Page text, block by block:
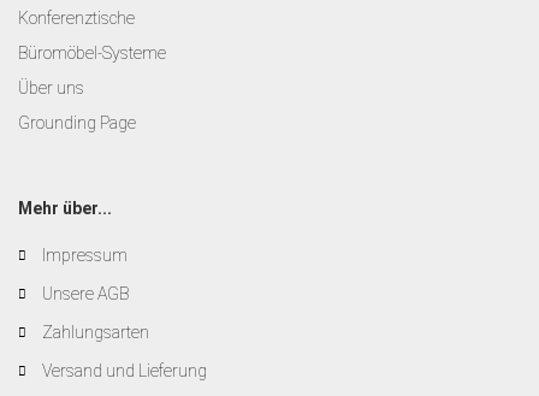
Konferenztische
Büromöbel-Systeme
Über uns
Grounding Page
Mehr über...
Impressum
Unsere AGB
Zahlungsarten
Versand und Lieferung